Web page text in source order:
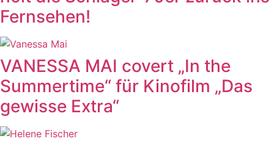
Fernsehen!
VANESSA MAI covert „In the
Summertime“ für Kinofilm „Das
gewisse Extra“